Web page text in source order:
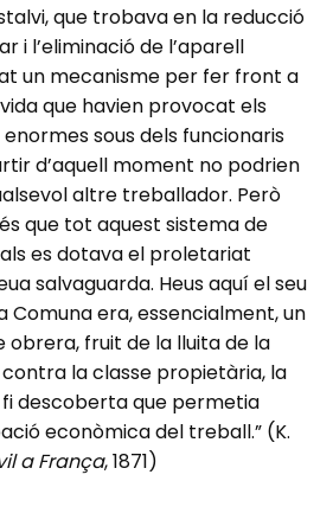
que trobava en la reducció
i l’eliminació de l’aparell
un mecanisme per fer front a
que havien provocat els
sous dels funcionaris
d’aquell moment no podrien
altre treballador. Però
que tot aquest sistema de
es dotava el proletariat
salvaguarda. Heus aquí el seu
Comuna era, essencialment, un
obrera, fruit de la lluita de la
la classe propietària, la
descoberta que permetia
econòmica del treball.” (K.
a França, 1871)